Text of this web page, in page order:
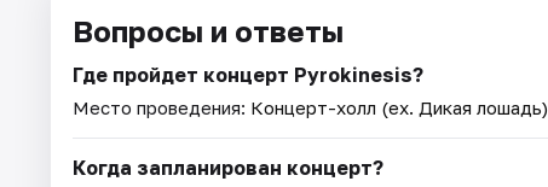
Вопросы и ответы
Где пройдет концерт Pyrokinesis?
Место проведения: Концерт-холл (ex. Дикая лошадь)
Когда запланирован концерт?